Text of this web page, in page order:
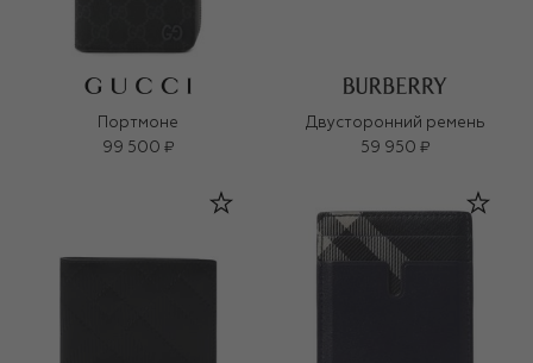
Портмоне
99 500 ₽
Двусторонний ремень
59 950 ₽